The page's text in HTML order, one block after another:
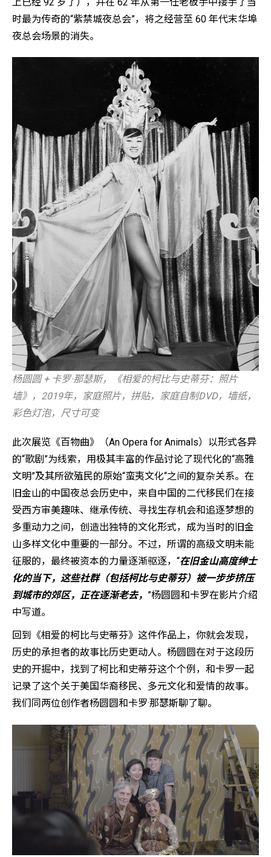
时最为传奇的“紫禁城夜总会”，将之经营至 60 年代末华埠
夜总会场景的消失。
杨圆圆 + 卡罗·那瑟斯，《相爱的柯比与史蒂芬：照片
墙》，2019年，家庭照片，拼贴，家庭自制DVD，墙纸，
彩色灯泡，尺寸可变
此次展览《百物曲》（An Opera for Animals）以形式各异
的“歌剧”为线索，用极其丰富的作品讨论了现代化的“高雅
文明”及其所欲殖民的原始“蛮夷文化“之间的复杂关系。在
旧金山的中国夜总会历史中，来自中国的二代移民们在接
受西方审美趣味、继承传统、寻找生存机会和追逐梦想的
多重动力之间，创造出独特的文化形式，成为当时的旧金
山多样文化中重要的一部分。不过，所谓的高级文明未能
征服的，最终被资本的力量逐渐驱逐，“在旧金山高度绅士
化的当下，这些社群（包括柯比与史蒂芬）被一步步挤压
到城市的郊区，正在逐渐老去， ”杨圆圆和卡罗在影片介绍
中写道。
回到《相爱的柯比与史蒂芬》这件作品上，你就会发现，
历史的承担者的故事比历史更动人。杨圆圆在对于这段历
史的开掘中，找到了柯比和史蒂芬这个个例，和卡罗一起
记录了这个关于美国华裔移民、多元文化和爱情的故事。
我们同两位创作者杨圆圆和卡罗·那瑟斯聊了聊。